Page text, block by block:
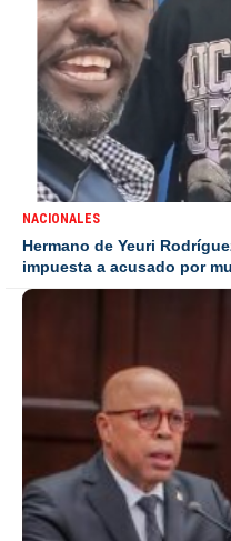
NACIONALES
Hermano de Yeuri
impuesta a acusado por